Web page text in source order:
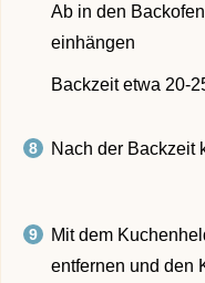
Ab in den
einhängen
Backzeit etwa 20-
Nach der Backzeit
Mit dem
entfernen und den